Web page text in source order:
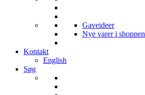
Gaveideer
Nye varer i shoppen
Kontakt
English
Søg